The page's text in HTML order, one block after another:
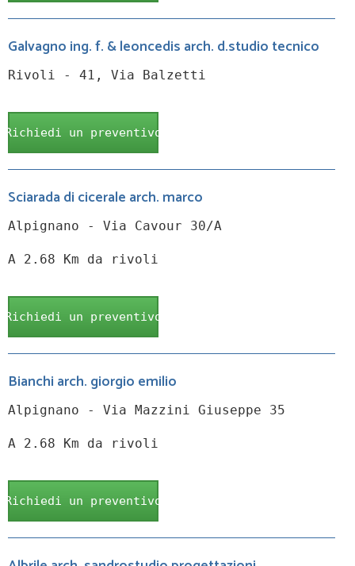
Galvagno ing. f. & leoncedis arch. d.studio tecnico
Rivoli - 41, Via Balzetti
Richiedi un preventivo
Sciarada di cicerale arch. marco
Alpignano - Via Cavour 30/A
A 2.68 Km da rivoli
Richiedi un preventivo
Bianchi arch. giorgio emilio
Alpignano - Via Mazzini Giuseppe 35
A 2.68 Km da rivoli
Richiedi un preventivo